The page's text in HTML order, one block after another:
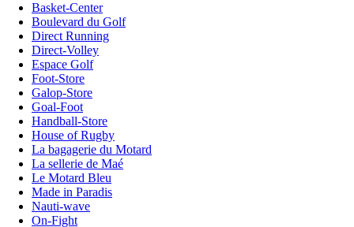
Basket-Center
Boulevard du Golf
Direct Running
Direct-Volley
Espace Golf
Foot-Store
Galop-Store
Goal-Foot
Handball-Store
House of Rugby
La bagagerie du Motard
La sellerie de Maé
Le Motard Bleu
Made in Paradis
Nauti-wave
On-Fight